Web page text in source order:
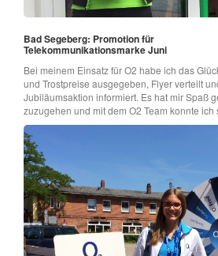
Bad Segeberg: Promotion für
Telekommunikationsmarke Juni
Bei meinem Einsatz für O2 habe ich das
und Trostpreise ausgegeben, Flyer verteilt
Jubiläumsaktion informiert. Es hat mir Spaß
zuzugehen und mit dem O2 Team konnte